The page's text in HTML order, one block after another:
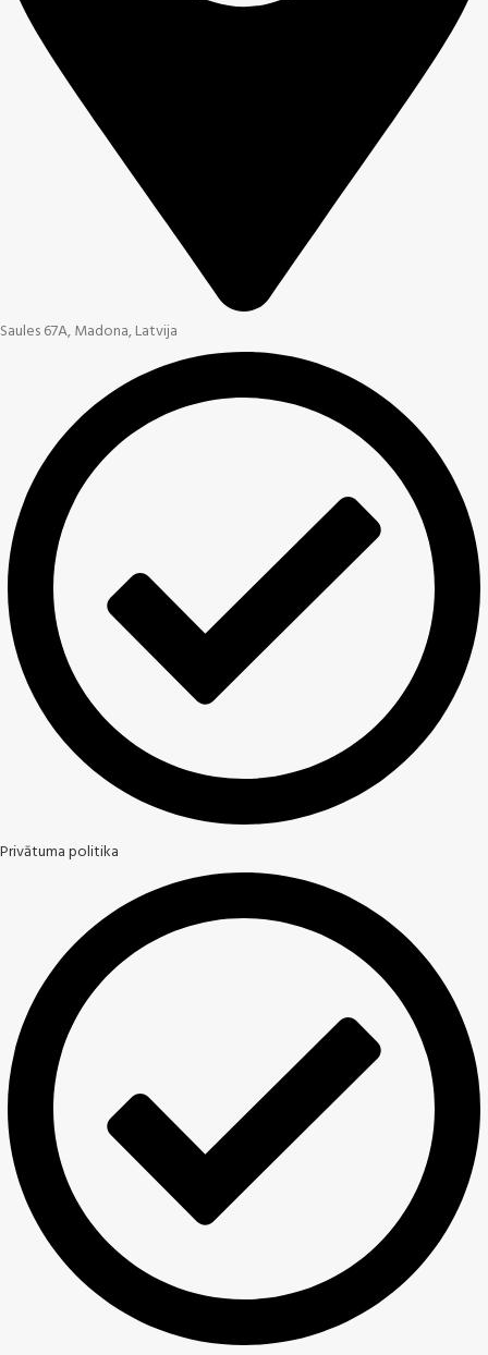
Saules 67A, Madona, Latvija
Privātuma politika